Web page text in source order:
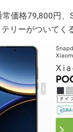
価格79,800円
リーがついてく